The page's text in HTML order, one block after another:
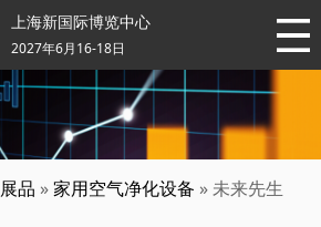
上海新国际博览中心
2027年6月16-18日
展品 »家用空气净化设备 » 未来先生